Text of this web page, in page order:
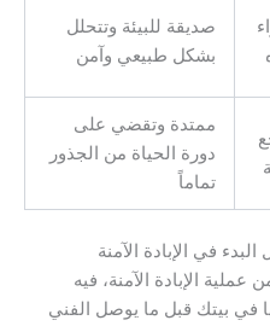
صديقة للبيئة وتتحلل
بشكل طبيعي وآمن
ممتدة وتقضي على
دورة الحياة من الجذور
تماماً
في الإبادة الآمنة
الإبادة الآمنة، فيه
في بيتك قبل ما يوصل الفني